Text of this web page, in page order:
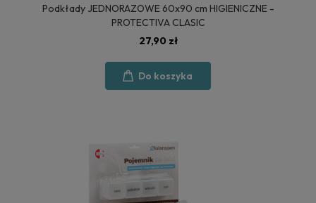
Podkłady JEDNORAZOWE 60x90 cm HIGIENICZNE -
PROTECTIVA CLASIC
27,90 zł
Do koszyka